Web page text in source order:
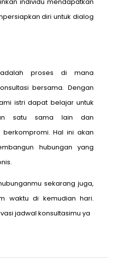
diri untuk dialog
proses di mana
bersama. Dengan
istri dapat belajar untuk
satu sama lain dan
Hal ini akan
hubungan yang
sekarang juga,
waktu di kemudian hari.
jadwal konsultasimu ya